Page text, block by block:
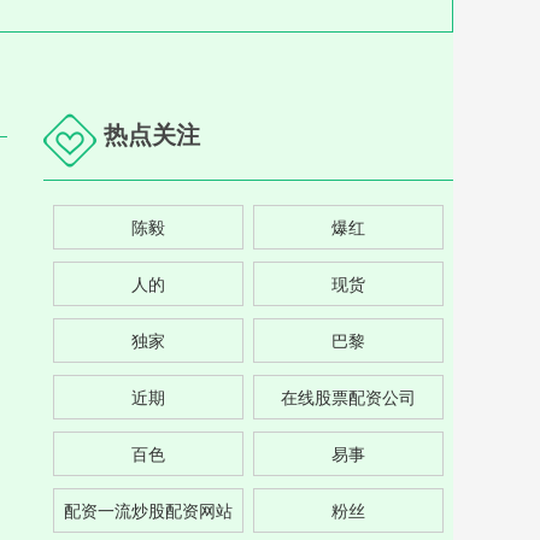
热点关注
陈毅 爆红
人的 现货
独家 巴黎
近期 在线股票配资公司
百色 易事
配资一流炒股配资网站 粉丝